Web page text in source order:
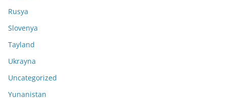
Rusya
Slovenya
Tayland
Ukrayna
Uncategorized
Yunanistan